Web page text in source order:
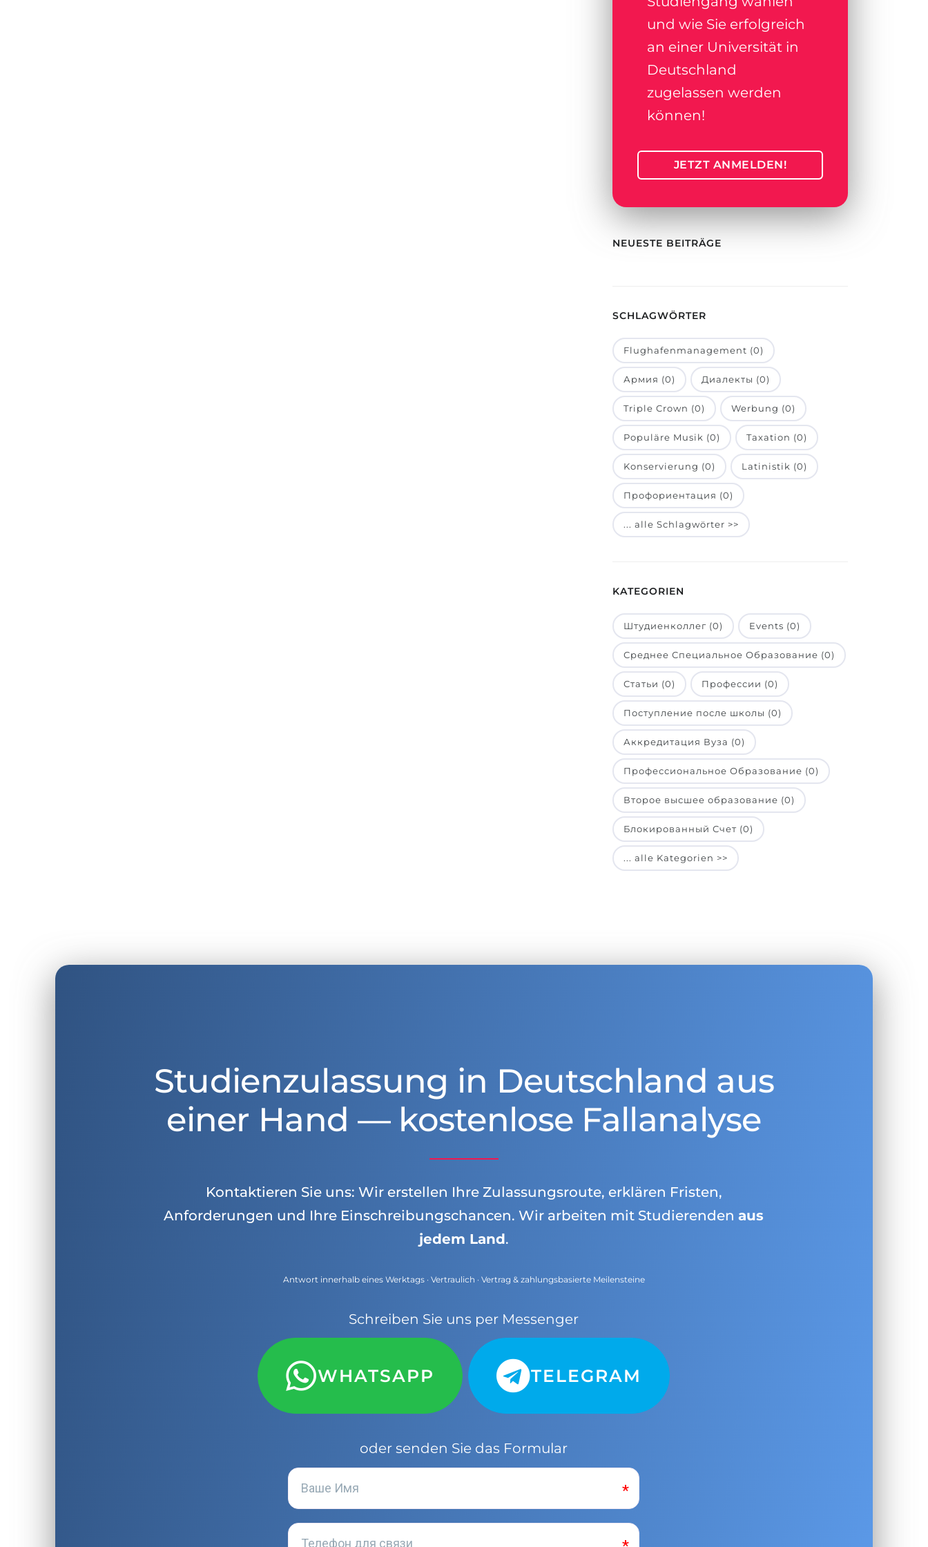
und wie Sie erfolgreich
an einer Universität in
Deutschland
zugelassen werden
können!
JETZT ANMELDEN!
NEUESTE BEITRÄGE
SCHLAGWÖRTER
Flughafenmanagement (0)
Армия (0) Диалекты (0)
Triple Crown (0) Werbung (0)
Populäre Musik (0) Taxation (0)
Konservierung (0) Latinistik (0)
Профориентация (0)
... alle Schlagwörter >>
KATEGORIEN
Штудиенколлег (0) Events (0)
Среднее Специальное Образование (0)
Статьи (0) Профессии (0)
Поступление после школы (0)
Аккредитация Вуза (0)
Профессиональное Образование (0)
Второе высшее образование (0)
Блокированный Счет (0)
... alle Kategorien >>
Studienzulassung in Deutschland aus
einer Hand — kostenlose Fallanalyse
Kontaktieren Sie uns: Wir erstellen Ihre Zulassungsroute, erklären Fristen,
Anforderungen und Ihre Einschreibungschancen. Wir arbeiten mit Studierendenaus
jedem Land.
Antwort innerhalb eines Werktags · Vertraulich · Vertrag & zahlungsbasierte Meilensteine
Schreiben Sie uns per Messenger
WHATSAPP TELEGRAM
oder senden Sie das Formular